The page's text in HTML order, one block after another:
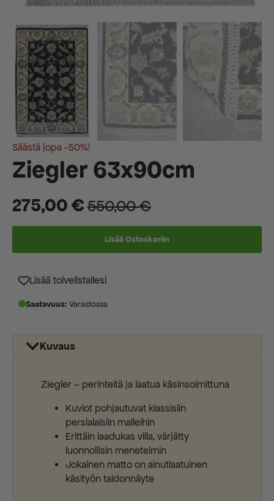
Säästä jopa -50%!
Ziegler 63x90cm
550,00€
Alkuperäinen
oli:
550,00 €.
275,00€
Nykyinen
on:
275,00 €.
Lisää Ostoskoriin
Lisää toivelistallesi
Saatavuus: Varastossa
Kuvaus
Ziegler – perinteitä ja laatua käsinsolmittuna
Kuviot pohjautuvat klassisiin
persialaisiin malleihin
Erittäin laadukas villa, värjätty
luonnollisin menetelmin
Jokainen matto on ainutlaatuinen
käsityön taidonnäyte